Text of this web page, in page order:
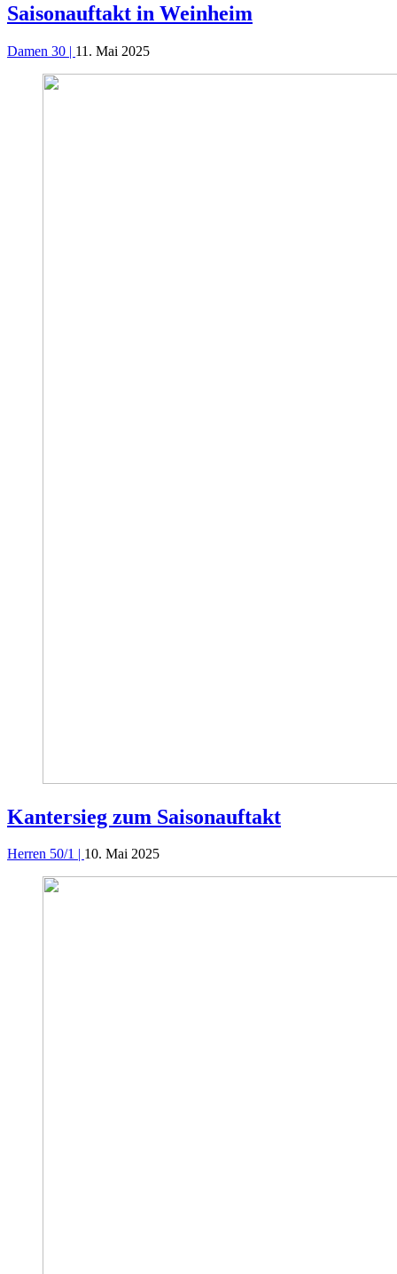
Saisonauftakt in Weinheim
Damen 30 | 11. Mai 2025
Kantersieg zum Saisonauftakt
Herren 50/1 | 10. Mai 2025